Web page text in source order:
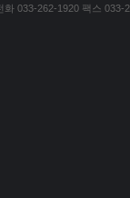
033-262-1920 팩스 033-